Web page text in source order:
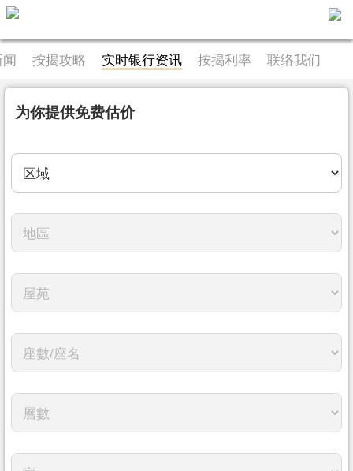
代
理
主
页
搵
成
交
主
盘
按
地
按揭攻略 实时银行资讯 按揭利率 联络我们
为你提供免费估价